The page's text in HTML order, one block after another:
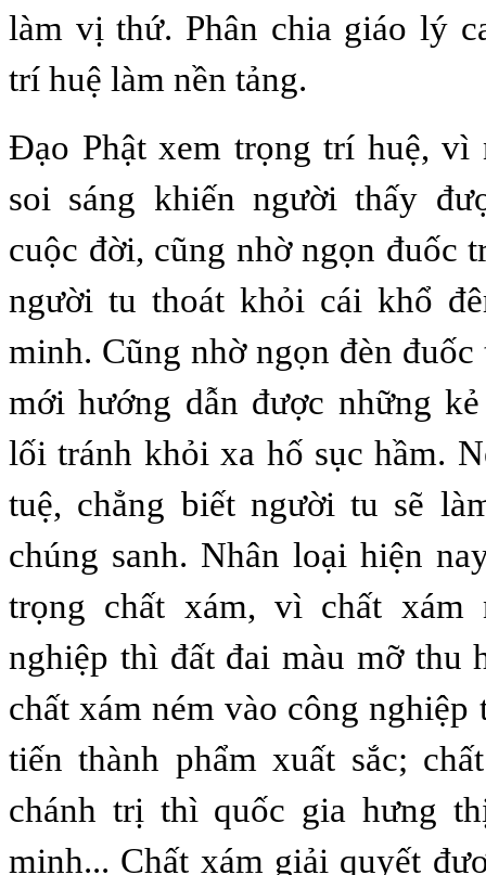
làm vị thứ. Phân chia giáo lý
trí huệ làm nền tảng.
Đạo Phật xem trọng trí huệ, vì
soi sáng khiến người thấy
cuộc đời, cũng nhờ ngọn đuốc
người tu thoát khỏi cái khổ
minh. Cũng nhờ ngọn đèn
mới hướng dẫn được những
lối tránh khỏi xa hố sục hầm.
tuệ, chẳng biết người tu sẽ
chúng sanh. Nhân loại hiện
trọng chất xám, vì chất xám
nghiệp thì đất đai màu mỡ thu
chất xám ném vào công
tiến thành phẩm xuất sắc;
chánh trị thì quốc gia hưng
minh... Chất xám giải quyết